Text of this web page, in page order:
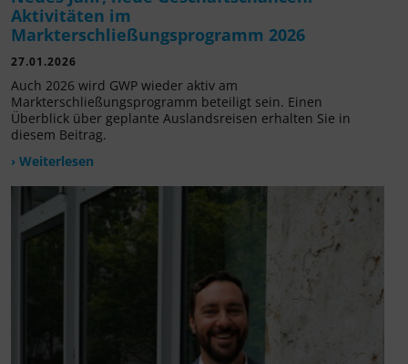
Aktivitäten im
Markterschließungsprogramm 2026
27.01.2026
Auch 2026 wird GWP wieder aktiv am
Markterschließungsprogramm beteiligt sein. Einen
Überblick über geplante Auslandsreisen erhalten Sie in
diesem Beitrag.
› Weiterlesen